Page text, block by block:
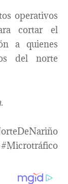
operativos
cortar el
a quienes
del norte